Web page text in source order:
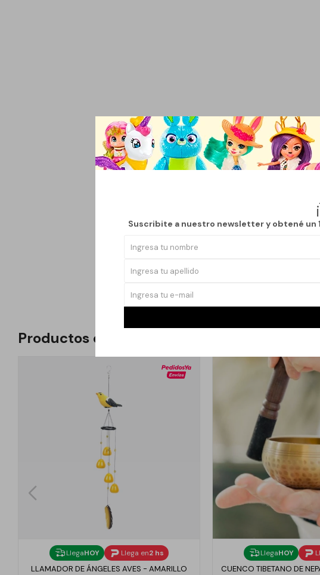
Suscribite a nuestro newsletter y obtené un
Esta figura decorativa recrea una
gracias a su sistema de
visual y auditivo encantador, ideal
exhibición.
realza cualquier decoración
para destacar en la decoración
Recomendaciones de uso: ubicar
que combine tradición, tecnología
Productos que te pueden interesar
LlegaHOY Llega en2 hs
LLAMADOR DE ÁNGELES AVES - AMARILLO
LlegaHOY
CUENCO TIBETANO DE